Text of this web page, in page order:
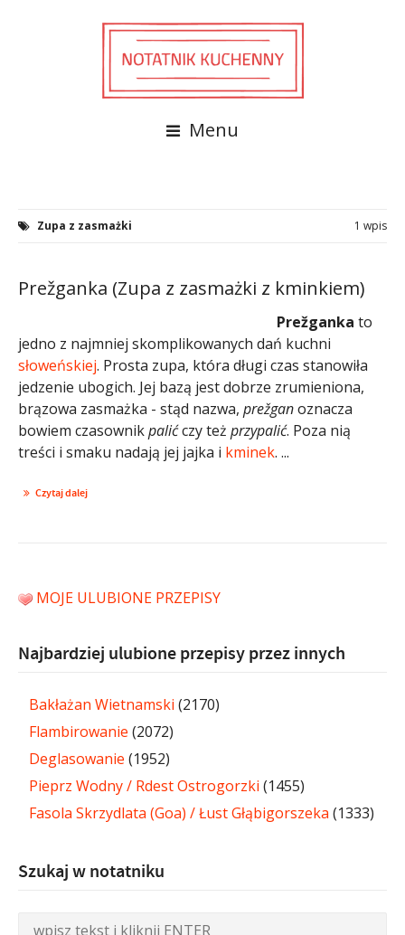
Menu
Zupa z zasmażki 1 wpis
Prežganka (Zupa z zasmażki z kminkiem)
Prežganka to
jedno z najmniej skomplikowanych dań kuchni
słoweńskiej. Prosta zupa, która długi czas stanowiła
jedzenie ubogich. Jej bazą jest dobrze zrumieniona,
brązowa zasmażka - stąd nazwa, prežganoznacza
bowiem czasownikpalićczy też przypalić. Poza nią
treści i smaku nadają jej jajka i kminek. ...
Czytaj dalej
MOJE ULUBIONE PRZEPISY
Najbardziej ulubione przepisy przez innych
Bakłażan Wietnamski (2170)
Flambirowanie (2072)
Deglasowanie (1952)
Pieprz Wodny / Rdest Ostrogorzki (1455)
Fasola Skrzydlata (Goa) / Łust Głąbigorszeka (1333)
Szukaj w notatniku